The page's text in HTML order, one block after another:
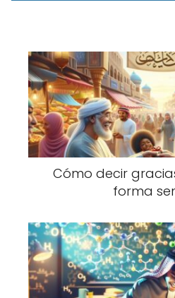
Cómo decir
forma